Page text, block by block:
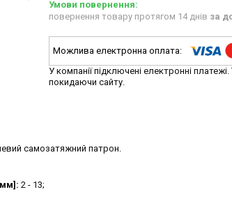
повернення товару протягом 14 днів за
У компанії підключені електронні
покидаючи сайту.
самозатяжний патрон.
2 - 13;